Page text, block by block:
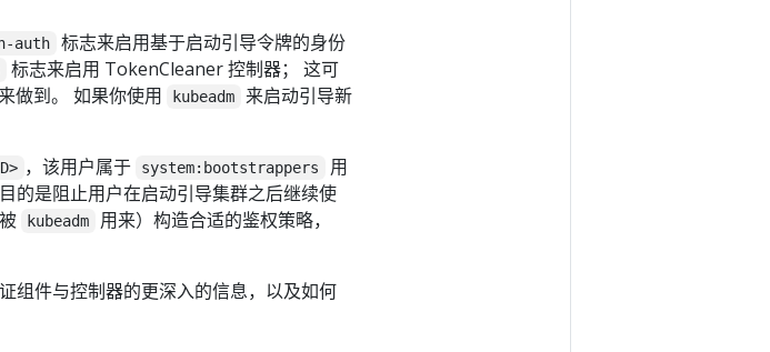
auth
标志来启用基于启动引导令牌的身份
标志来启用 TokenCleaner 控制器； 这可
做到。 如果你使用 kubeadm
来启动引导新
，该用户属于 system:bootstrappers
用
的是阻止用户在启动引导集群之后继续使
kubeadm
用来）构造合适的鉴权策略，
组件与控制器的更深入的信息，以及如何